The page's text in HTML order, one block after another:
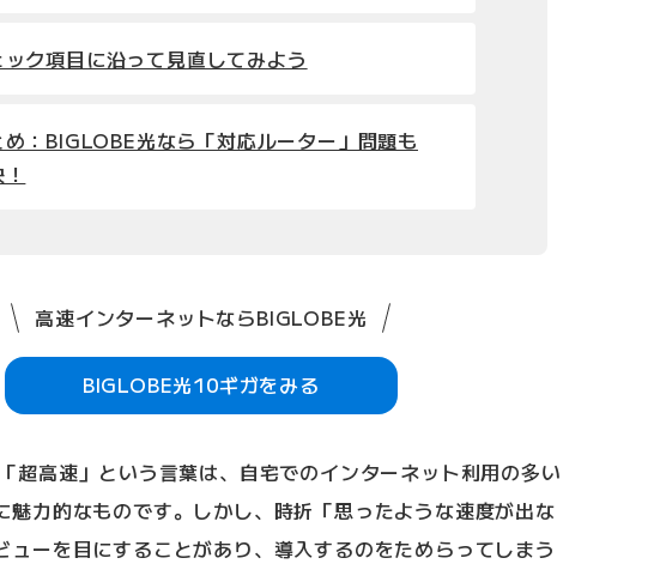
ック項目に沿って見直してみよう
め：BIGLOBE光なら「対応ルーター」問題も
高速インターネットならBIGLOBE光
BIGLOBE光10ギガをみる
超高速」という言葉は、自宅でのインターネット利用の多い
魅力的なものです。しかし、時折「思ったような速度が出な
ューを目にすることがあり、導入するのをためらってしまう